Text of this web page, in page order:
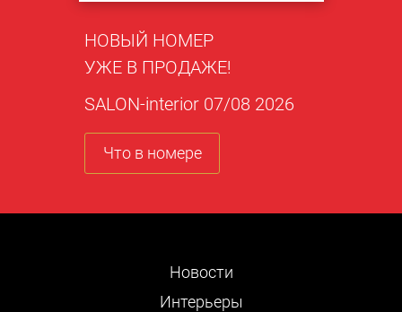
НОВЫЙ НОМЕР
УЖЕ В ПРОДАЖЕ!
SALON-interior 07/08 2026
Что в номере
Новости
Интерьеры